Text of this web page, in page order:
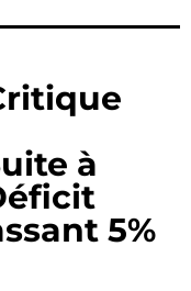
à
5%